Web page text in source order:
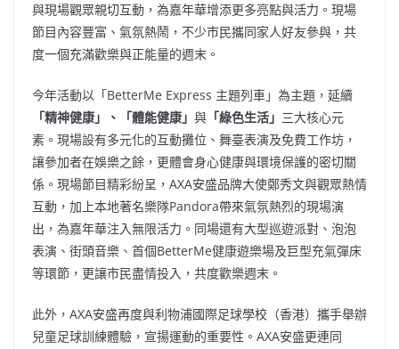
與現場觀眾親切互動，為嘉年華增添更多亮點與活力。現場
節目內容豐富、氣氛熱鬧，不少市民攜同家人好友參與，共
度一個充滿歡樂與正能量的週末。
今年活動以「BetterMe Express 主題列車」為主題，延續
「精神健康」、「體能健康」 與 「綠色生活」 三大核心元
素。現場設有多元化的互動攤位、舞臺表演及免費工作坊，
讓參加者在娛樂之餘，更體會身心健康與環境保護的密切關
係。現場節目精彩紛呈，AXA安盛品牌大使鄭秀文與觀眾熱情
互動，加上本地著名樂隊Pandora帶來氣氛熱烈的現場演
出，為嘉年華注入無限活力。同場還有大型巡遊派對、泡泡
表演、街頭音樂、首個BetterMe健康遊樂場及巨型充氣彈床
等環節，更讓市民盡情投入，共度歡樂週末。
此外，AXA安盛再度與利物浦國際足球學校（香港）攜手舉辦
兒童足球訓練體驗，宣揚運動的重要性。AXA安盛更連同